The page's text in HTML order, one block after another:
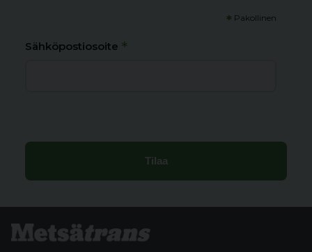
* Pakollinen
Sähköpostiosoite *